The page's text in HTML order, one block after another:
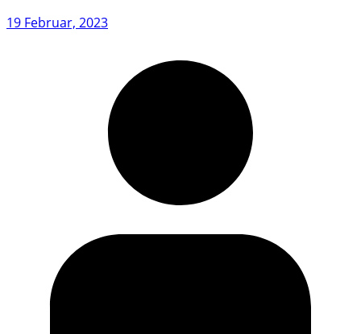
19 Februar, 2023